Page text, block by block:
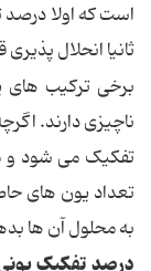
است که اولا
ثانیا انحلال
برخی ترکیب های
ناچیزی دارند.
تفکیک می شود و
تعداد یون های
به محلول آن ها
درصد تفکیک